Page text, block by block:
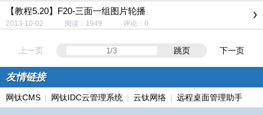
【教程5.20】F20-三面一组图片轮播
2013-10-02 阅读：1949 评论：0
上一页 跳页 下一页
友情链接
网钛CMS | 网钛IDC云管理系统 | 云钛网络 | 远程桌面管理助手